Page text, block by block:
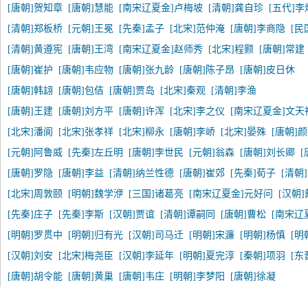
[唐朝]贺知章
[唐朝]慧能 [南宋辽夏金]卢梅坡 [清朝]龚自珍
[五代]李
[清朝]郑板桥
[元朝]王冕 [先秦]孟子 [北宋]范仲淹 [唐朝]李商隐
[民
[清朝]黄遵宪
[唐朝]王湾 [南宋辽夏金]赵师秀 [北宋]程颢
[唐朝]常建
[唐朝]崔护
[唐朝]韦应物 [唐朝]张九龄 [唐朝]陈子昂
[唐朝]皮日休
[唐朝]韩翃
[唐朝]包佶 [唐朝]贾岛 [北宋]秦观
[清朝]李渔
[唐朝]王建
[唐朝]刘方平 [唐朝]许浑 [北宋]李之仪
[南宋辽夏金]文天
[北宋]潘阆
[北宋]张孝祥 [北宋]柳永 [唐朝]李峤 [北宋]晏殊
[唐朝]
[元朝]阿鲁威
[先秦]左丘明 [唐朝]李世民 [元朝]翁森 [唐朝]刘长卿
[
[唐朝]罗隐
[唐朝]李益 [清朝]纳兰性德 [唐朝]崔郊 [先秦]荀子
[清朝
[北宋]周敦颐
[明朝]魏学洢 [三国]诸葛亮 [南宋辽夏金]元好问
[汉朝]
[先秦]庄子
[先秦]李斯 [汉朝]贾谊 [清朝]谭嗣同 [唐朝]曹松
[南宋辽
[明朝]罗贯中
[明朝]归有光 [汉朝]司马迁 [明朝]宋濂 [明朝]杨慎
[明
[汉朝]刘安
[北宋]梅尧臣 [汉朝]李延年 [明朝]夏完淳 [秦朝]项羽
[东
[唐朝]胡令能
[唐朝]黄巢 [唐朝]韦庄 [明朝]李梦阳
[唐朝]徐凝